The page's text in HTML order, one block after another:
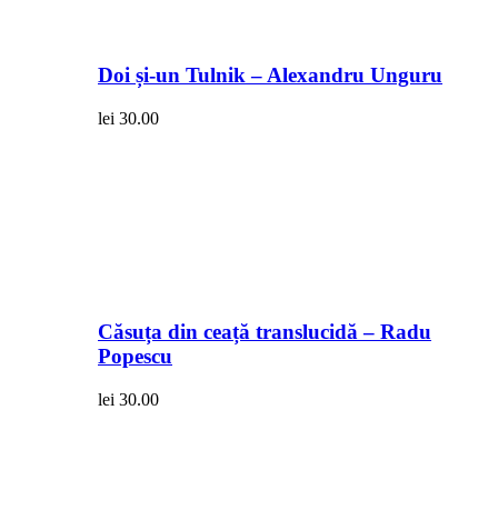
Doi și-un Tulnik – Alexandru Unguru
lei 30.00
Căsuța din ceață translucidă – Radu
Popescu
lei 30.00